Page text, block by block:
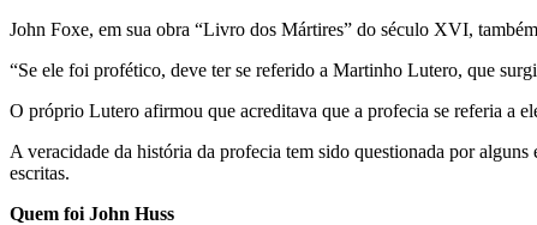
John Foxe, em sua obra “Livro dos Mártires” do século XVI,
“Se ele foi profético, deve ter se referido a Martinho Lutero, que
O próprio Lutero afirmou que acreditava que a profecia se referia a
A veracidade da história da profecia tem sido questionada por
escritas.
Quem foi John Huss